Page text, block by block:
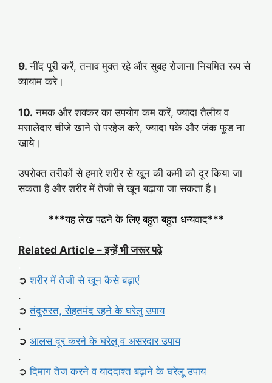
9.नींद पूरी करें, तनाव मुक्त रहे और सुबह रोजाना नियमित रूप से
व्यायाम करे।
10. नमक और शक्कर का उपयोग कम करें, ज्यादा तैलीय व
मसालेदार चीजे खाने से परहेज करे, ज्यादा पके और जंक फ़ूड ना
खाये।
उपरोक्त तरीकों से हमारे शरीर से खून की कमी को दूर किया जा
सकता है और शरीर में तेजी से खून बढ़ाया जा सकता है।
***यह लेख पढने के लिए बहुत बहुत धन्यवाद***
Related Article – इन्हें भी जरूर पढ़े
➲शरीर में तेजी से खून कैसे बढ़ाएं
.
➲तंदुरुस्त, सेहतमंद रहने के घरेलु उपाय
.
➲ आलस दूर करने के घरेलू व असरदार उपाय
.
➲दिमाग तेज करने व याददाश्त बढ़ाने के घरेलू उपाय